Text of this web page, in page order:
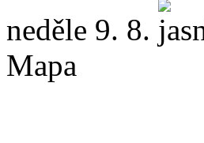
neděle 9. 8.
Mapa